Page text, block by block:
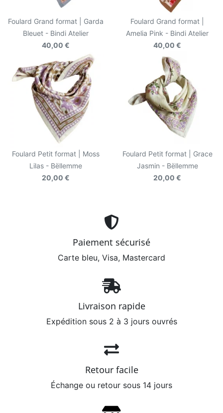
Foulard Grand format | Garda
Bleuet - Bindi Atelier
40,00 €
Foulard Grand format |
Amelia Pink - Bindi Atelier
40,00 €
Foulard Petit format | Moss
Lilas - Bëllemme
20,00 €
Foulard Petit format | Grace
Jasmin - Bëllemme
20,00 €
Paiement sécurisé
Carte bleu, Visa, Mastercard
Livraison rapide
Expédition sous 2 à 3 jours ouvrés
Retour facile
Échange ou retour sous 14 jours